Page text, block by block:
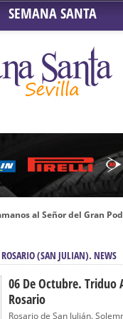
SEMANA SANTA
al Señor del Gran
Principal de Instituto a
y Besamano en la
Besamanos del Señor de
(SAN JULIAN). NEWS
06 De Octubre. Triduo
Rosario
Rosario de San Julián.